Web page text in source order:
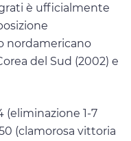
è ufficialmente
nordamericano
del Sud (2002) e
(eliminazione 1-7
(clamorosa vittoria